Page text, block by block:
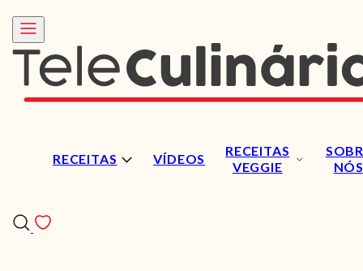
RECEITAS VÍDEOS
RECEITAS
VEGGIE
NÓS